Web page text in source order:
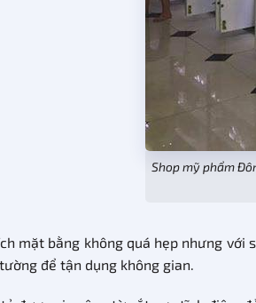
Shop mỹ phẩm
mặt bằng không quá hẹp nhưng với
để tận dụng không gian.